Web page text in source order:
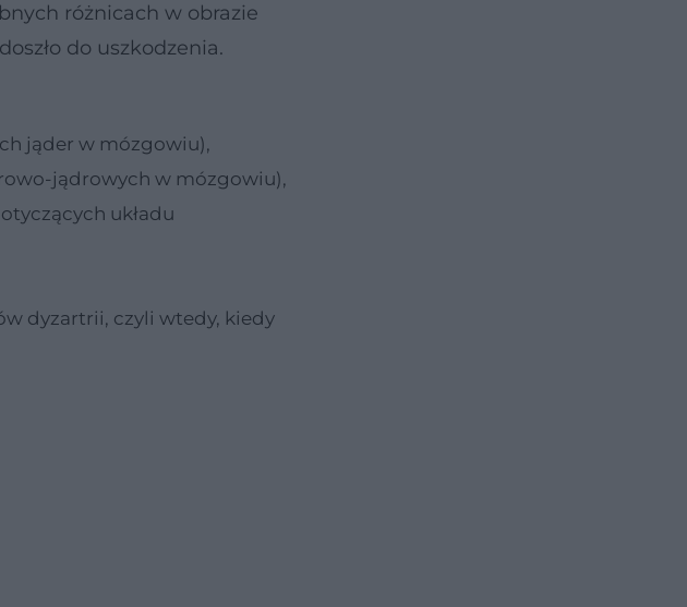
różnicach w obrazie
do uszkodzenia.
jąder w mózgowiu),
jądrowych w mózgowiu),
układu
dyzartrii, czyli wtedy, kiedy